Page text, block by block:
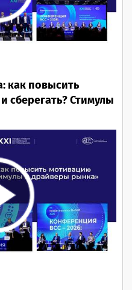
как повысить
сберегать? Стимулы